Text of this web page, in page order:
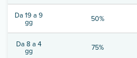
Da 19 a 9
gg 50%
Da 8 a 4
gg 75%